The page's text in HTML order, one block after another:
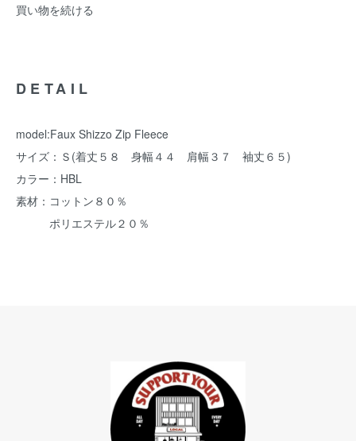
買い物を続ける
DETAIL
model:Faux Shizzo Zip Fleece
サイズ：Ｓ(着丈５８ 身幅４４ 肩幅３７ 袖丈６５)
カラー：HBL
素材：コットン８０％
ポリエステル２０％